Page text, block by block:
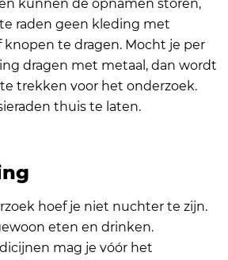
kunnen de opnamen storen,
raden geen kleding met
te dragen. Mocht je per
dragen met metaal, dan wordt
trekken voor het onderzoek.
thuis te laten.
hoef je niet nuchter te zijn.
eten en drinken.
mag je vóór het